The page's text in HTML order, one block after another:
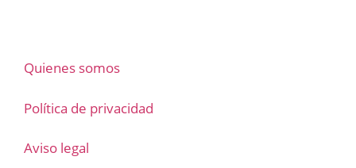
Quienes somos
Política de privacidad
Aviso legal